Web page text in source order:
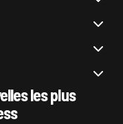
les plus